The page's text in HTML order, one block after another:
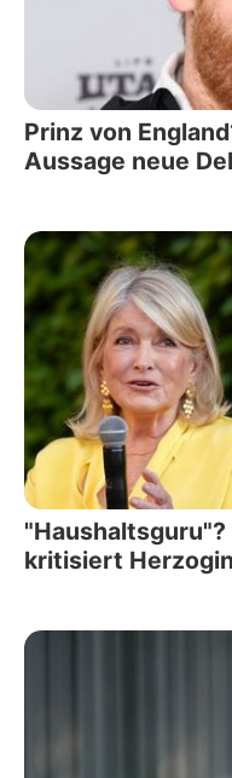
Prinz von
Aussage neue
kritisiert